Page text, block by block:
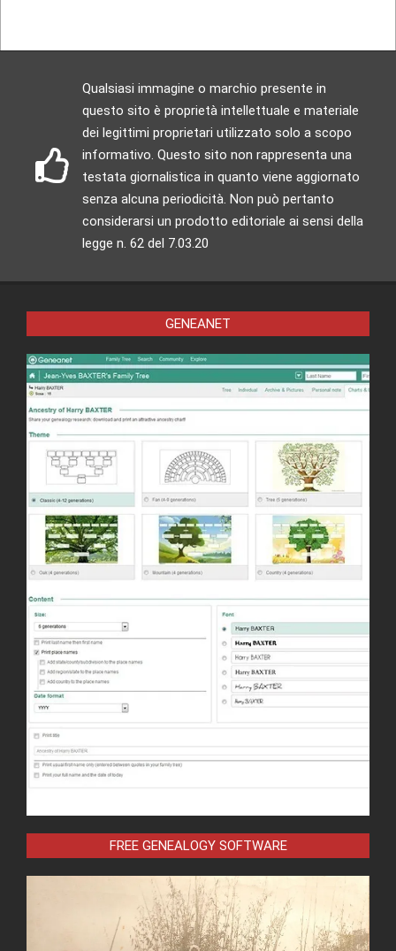
Qualsiasi immagine o marchio presente in
questo sito è proprietà intellettuale e materiale
dei legittimi proprietari utilizzato solo a scopo
informativo. Questo sito non rappresenta una
testata giornalistica in quanto viene aggiornato
senza alcuna periodicità. Non può pertanto
considerarsi un prodotto editoriale ai sensi della
legge n. 62 del 7.03.20
GENEANET
FREE GENEALOGY SOFTWARE